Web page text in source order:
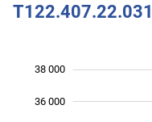
36 000
38 000